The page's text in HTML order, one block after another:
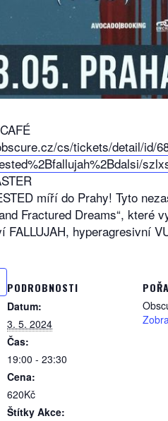
cs/tickets/detail/id/
míří do Prahy! Tyto
Fractured Dreams“,
hyperagresivní
PODROBNOSTI
Datum:
3. 5. 2024
Čas:
19:00 - 23:30
Cena:
620Kč
Štítky Akce: